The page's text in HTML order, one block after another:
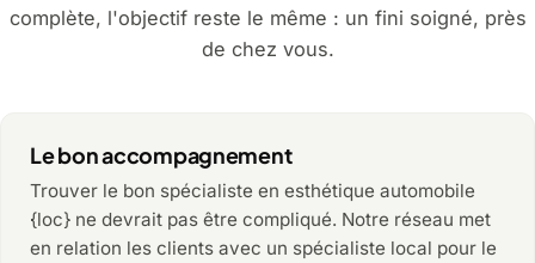
complète, l'objectif reste le même : un fini soigné, près
de chez vous.
Le bon accompagnement
Trouver le bon spécialiste en esthétique automobile
{loc} ne devrait pas être compliqué. Notre réseau met
en relation les clients avec un spécialiste local pour le